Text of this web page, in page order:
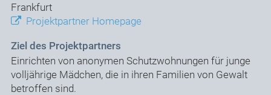
Frankfurt
Projektpartner Homepage
Ziel des Projektpartners
Einrichten von anonymen Schutzwohnungen für junge
volljährige Mädchen, die in ihren Familien von Gewalt
betroffen sind.